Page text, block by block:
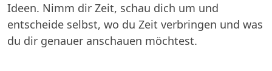
Ideen. Nimm dir Zeit, schau dich um und
entscheide selbst, wo du Zeit verbringen und was
du dir genauer anschauen möchtest.